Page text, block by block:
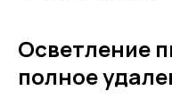
Осветление
полное